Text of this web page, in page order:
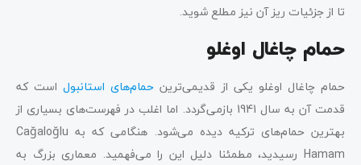
تا از جزئیات ریز آن نیز مطلع شوید.
حمام چاغال اوغلو
حمام چاغال اوغلو یکی از قدیمی‌ترین حمام‌های استانبولاست که
قدمت آن به سال 1941 بازمی‌گردد. اما اغلب در فهرست‌های بسیاری از
بهترین حمام‌های ترکیه دیده می‌شود. هنگامی که به Cağaloğlu
Hamam رسیدید، مطمئنا دلیل این را می‌فهمید. معماری بزرگ به